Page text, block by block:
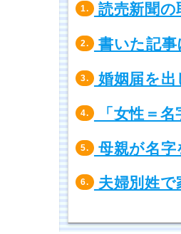
1. 読売新聞の
2. 書いた記事
3. 婚姻届を
4. 「女性＝名
5. 母親が名字
6. 夫婦別姓